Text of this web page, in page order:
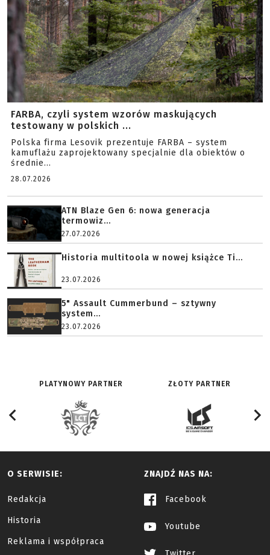
FARBA, czyli system wzorów maskujących
testowany w polskich ...
Polska firma Lesovik prezentuje FARBA – system
kamuflażu zaprojektowany specjalnie dla obiektów o
średnie...
28.07.2026
ATN Blaze Gen 6: nowa generacja
termowiz...
27.07.2026
Historia multitoola w nowej książce Ti...
23.07.2026
5" Assault Cummerbund – sztywny
system...
23.07.2026
PLATYNOWY PARTNER ZŁOTY PARTNER
O SERWISIE:
Redakcja
Historia
Reklama i współpraca
ZNAJDŹ NAS NA:
Facebook
Youtube